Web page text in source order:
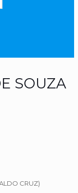
SOUZA
CRUZ)